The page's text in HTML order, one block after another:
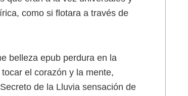
como si flotara a través de
belleza epub perdura en la
el corazón y la mente,
de la Lluvia sensación de